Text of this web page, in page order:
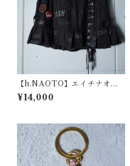
【h.NAOTO】エイチナオト
"Gothic Archive" レースアッ
プフリルレイヤードミニスカ
¥14,000